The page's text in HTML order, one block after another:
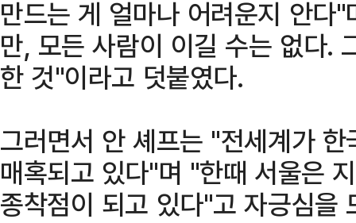
만드는 게 얼마나 어려운지 안다
만, 모든 사람이 이길 수는 없다.
한 것"이라고 덧붙였다.
그러면서 안 셰프는 "전세계가
매혹되고 있다"며 "한때 서울은
종착점이 되고 있다"고 자긍심을